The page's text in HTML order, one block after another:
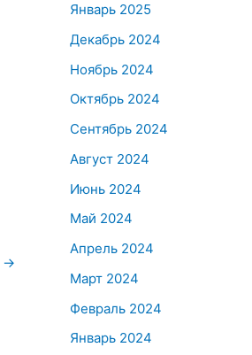
→
Январь 2025
Декабрь 2024
Ноябрь 2024
Октябрь 2024
Сентябрь 2024
Август 2024
Июнь 2024
Май 2024
Апрель 2024
Март 2024
Февраль 2024
Январь 2024